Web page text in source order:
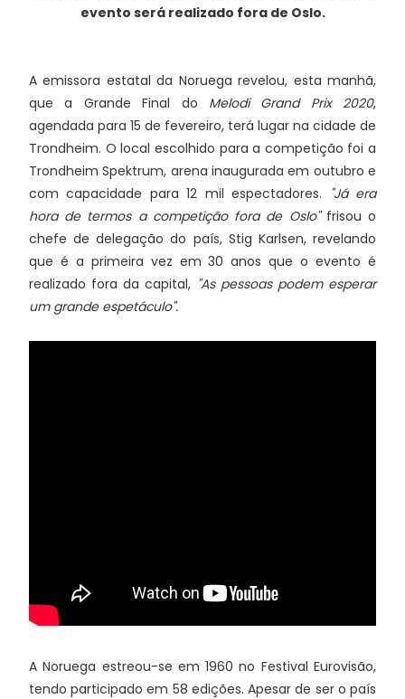
evento será realizado fora de Oslo.
A emissora estatal da Noruega revelou, esta manhã,
que a Grande Final do Melodi Grand Prix 2020,
agendada para 15 de fevereiro, terá lugar na cidade de
Trondheim. O local escolhido para a competição foi a
Trondheim Spektrum, arena inaugurada em outubro e
com capacidade para 12 mil espectadores. "Já era
hora de termos a competição fora de Oslo"frisou o
chefe de delegação do país, Stig Karlsen, revelando
que é a primeira vez em 30 anos que o evento é
realizado fora da capital, "As pessoas podem esperar
um grande espetáculo".
A Noruega estreou-se em 1960 no Festival Eurovisão,
tendo participado em 58 edições. Apesar de ser o país